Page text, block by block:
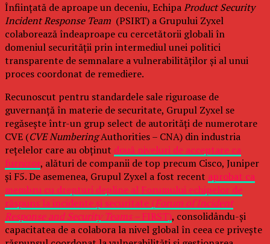
Înființată de aproape un deceniu, EchipaProduct Security
Incident Response Team (PSIRT) a Grupului Zyxel
colaborează îndeaproape cu cercetătorii globali în
domeniul securității prin intermediul unei politici
transparente de semnalare a vulnerabilităților și al unui
proces coordonat de remediere.
Recunoscut pentru standardele sale riguroase de
guvernanță în materie de securitate, Grupul Zyxel se
regăsește într-un grup select de autorități de numerotare
CVE (CVE NumberingAuthorities – CNA) din industria
rețelelor care au obținut două niveluri de acceptare ca
furnizor, alături de companii de top precum Cisco, Juniper
și F5. De asemenea, Grupul Zyxel a fost recent aprobat ca
membru cu drepturi depline al Forumului echipelor de
răspuns la incidente și securitate (Forum of Incident
Response and Security Teams –FIRST), consolidându-și
capacitatea de a colabora la nivel global în ceea ce privește